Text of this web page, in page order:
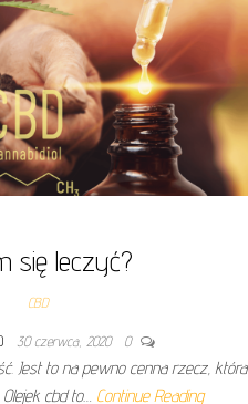
się leczyć?
CBD
30 czerwca, 2020 0
Jest to na pewno cenna rzecz, która
cbd to… Continue Reading